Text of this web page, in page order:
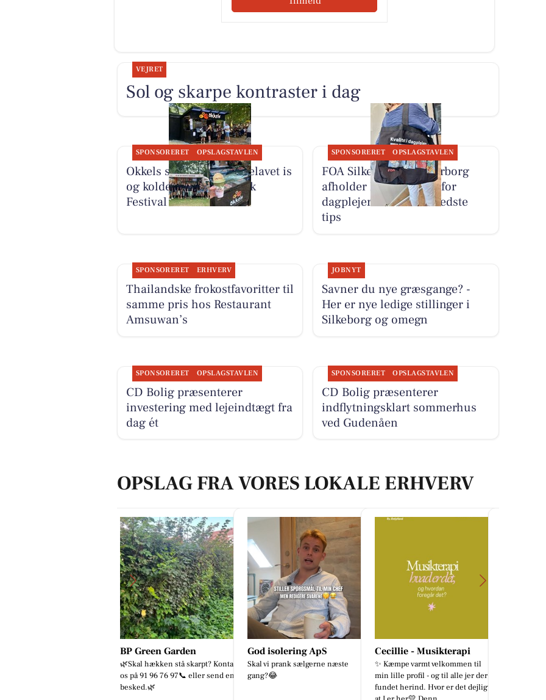
VEJRET
Sol og skarpe kontraster i dag
SPONSORERET OPSLAGSTAVLEN
Okkels serverer hjemmelavet is
og kolde drikke på Smuk
Festival
SPONSORERET OPSLAGSTAVLEN
FOA Silkeborg-Skanderborg
afholder konkurrence for
dagplejere om deres bedste
tips
SPONSORERET ERHVERV
Thailandske frokostfavoritter til
samme pris hos Restaurant
Amsuwan’s
JOBNYT
Savner du nye græsgange? -
Her er nye ledige stillinger i
Silkeborg og omegn
SPONSORERET OPSLAGSTAVLEN
CD Bolig præsenterer
investering med lejeindtægt fra
dag ét
SPONSORERET OPSLAGSTAVLEN
CD Bolig præsenterer
indflytningsklart sommerhus
ved Gudenåen
OPSLAG FRA VORES LOKALE ERHVERV
🌿Skal hækken stå skarpt? Kontant
os på 91 96 76 97📞 eller send en
God isolering ApS
Skal vi prank sælgerne næste
gang?😂
Cecillie - Musikterapi
✨ Kæmpe varmt velkommen til
min lille profil - og til alle jer der er
fundet herind. Hvor er det dejligt,
CD Bolig - Lene Bang &
Søren Bregnhøj
🏡 Meget hus for pengene i
Skægkær 📍 Viborgvej 88, 8600